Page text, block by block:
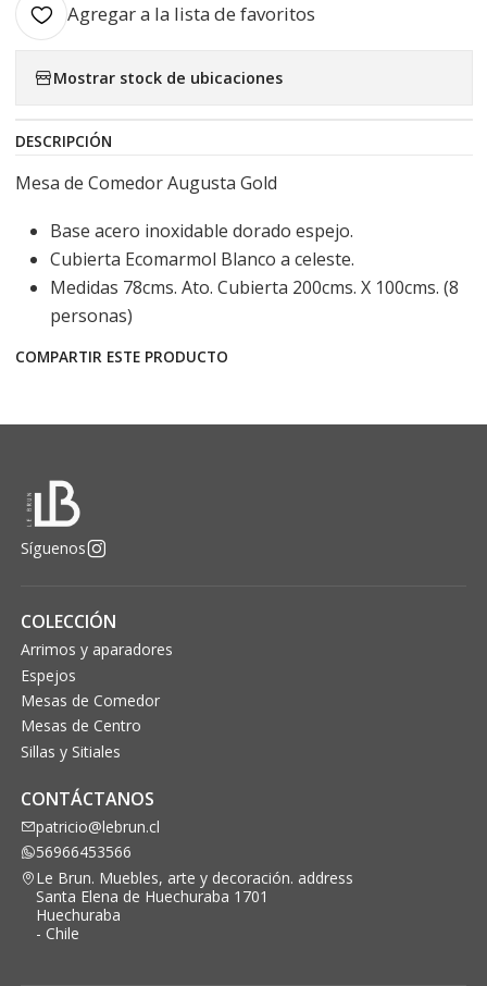
Agregar a la lista de favoritos
Mostrar stock de ubicaciones
DESCRIPCIÓN
Mesa de Comedor Augusta Gold
Base acero inoxidable dorado espejo.
Cubierta Ecomarmol Blanco a celeste.
Medidas 78cms. Ato. Cubierta 200cms. X 100cms. (8
personas)
COMPARTIR ESTE PRODUCTO
Síguenos
COLECCIÓN
Arrimos y aparadores
Espejos
Mesas de Comedor
Mesas de Centro
Sillas y Sitiales
CONTÁCTANOS
patricio@lebrun.cl
56966453566
Le Brun. Muebles, arte y decoración. address
Santa Elena de Huechuraba 1701
Huechuraba
- Chile